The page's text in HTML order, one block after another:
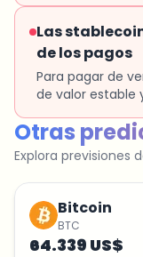
Las
de los pagos
Para pagar de
de valor estable
Otras
Explora previsiones
Bitcoin
BTC
64.339 US$